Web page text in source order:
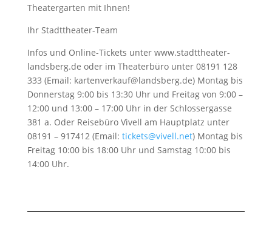
Theatergarten mit Ihnen!
Ihr Stadttheater-Team
Infos und Online-Tickets unter www.stadttheater-
landsberg.de oder im Theaterbüro unter 08191 128
333 (Email: kartenverkauf@landsberg.de) Montag bis
Donnerstag 9:00 bis 13:30 Uhr und Freitag von 9:00 –
12:00 und 13:00 – 17:00 Uhr in der Schlossergasse
381 a. Oder Reisebüro Vivell am Hauptplatz unter
08191 – 917412 (Email: tickets@vivell.net) Montag bis
Freitag 10:00 bis 18:00 Uhr und Samstag 10:00 bis
14:00 Uhr.